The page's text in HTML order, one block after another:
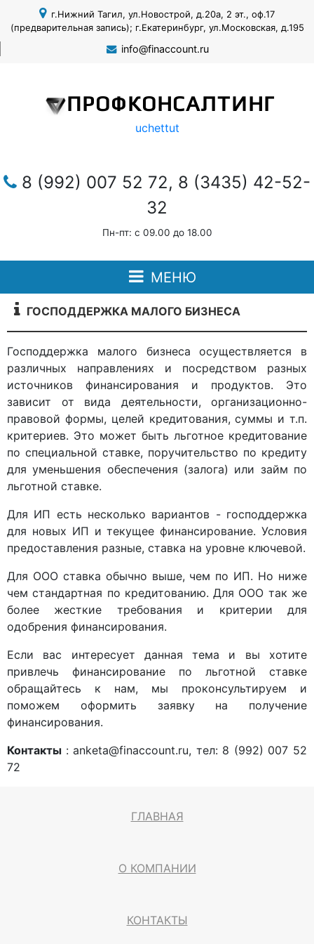
г.Нижний Тагил, ул.Новострой, д.20а, 2 эт., оф.17
(предварительная запись); г.Екатеринбург, ул.Московская, д.195
info@finaccount.ru
ПРОФКОНСАЛТИНГ
uchettut
8 (992) 007 52 72, 8 (3435) 42-52-
32
Пн-пт: с 09.00 до 18.00
МЕНЮ
ГОСПОДДЕРЖКА МАЛОГО БИЗНЕСА
Господдержка малого бизнеса осуществляется в
различных направлениях и посредством разных
источников финансирования и продуктов. Это
зависит от вида деятельности, организационно-
правовой формы, целей кредитования, суммы и т.п.
критериев. Это может быть льготное кредитование
по специальной ставке, поручительство по кредиту
для уменьшения обеспечения (залога) или займ по
льготной ставке.
Для ИП есть несколько вариантов - господдержка
для новых ИП и текущее финансирование. Условия
предоставления разные, ставка на уровне ключевой.
Для ООО ставка обычно выше, чем по ИП. Но ниже
чем стандартная по кредитованию. Для ООО так же
более жесткие требования и критерии для
одобрения финансирования.
Если вас интересует данная тема и вы хотите
привлечь финансирование по льготной ставке
обращайтесь к нам, мы проконсультируем и
поможем оформить заявку на получение
финансирования.
Контакты : anketa@finaccount.ru, тел: 8 (992) 007 52
72
ГЛАВНАЯ
О КОМПАНИИ
КОНТАКТЫ